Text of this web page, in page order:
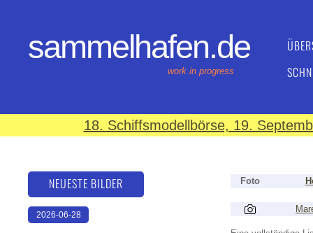
sammelhafen.de
work in progress
18. Schiffsmodellbörse, 19.
Foto
NEUESTE BILDER
2026-06-28